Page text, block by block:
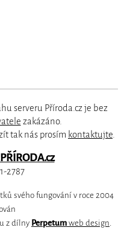
serveru Příroda.cz je bez
zakázáno.
tak nás prosím kontaktujte.
PŘÍRODA.cz
2787
svého fungování v roce 2004
z dílny Perpetum web design